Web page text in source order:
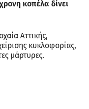
κοπέλα δίνει
Αττικής,
κυκλοφορίας,
μάρτυρες.